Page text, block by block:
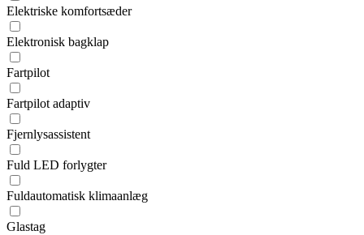
Elektriske komfortsæder
Elektronisk bagklap
Fartpilot
Fartpilot adaptiv
Fjernlysassistent
Fuld LED forlygter
Fuldautomatisk klimaanlæg
Glastag